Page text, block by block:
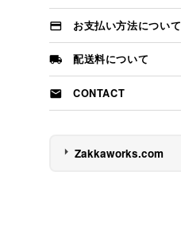
エル トランスバル
オティネッティ
ギマランイス イ ローザ
グラファイ リヒテ
クラークト
お支払い方法について
配送料について
CONTACT
Zakkaworks.com